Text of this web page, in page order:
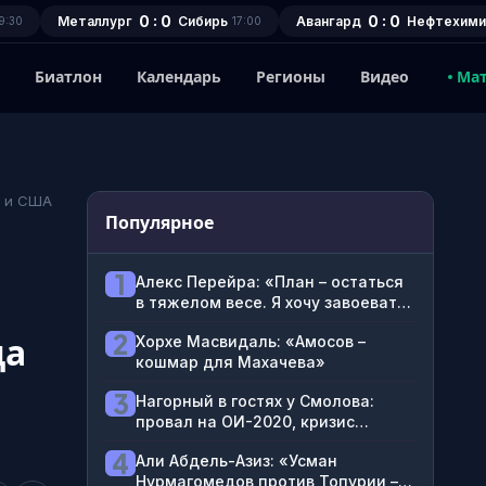
Металлург 0 : 0 Сибирь 17:00 Авангард 0 : 0
Биатлон Календарь Регионы Видео
и США
Популярное
1
Алекс Перейра: «План – остаться
в тяжелом весе. Я хочу завоевать
2 Хорхе Масвидаль: «Амосов –
кошмар для Махачева»
3 Нагорный в гостях у Смолова:
провал на ОИ-2020, кризис
футболистам
4 Али Абдель-Азиз: «Усман
Нурмагомедов против Топурии –